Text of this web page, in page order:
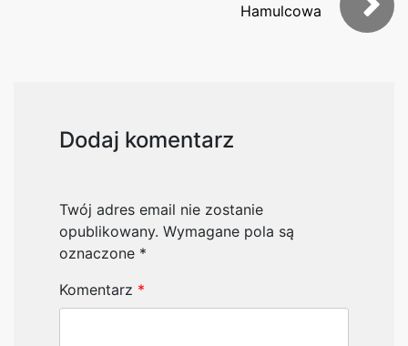
Hamulcowa
Dodaj komentarz
Twój adres email nie zostanie
opublikowany. Wymagane pola są
oznaczone *
Komentarz *